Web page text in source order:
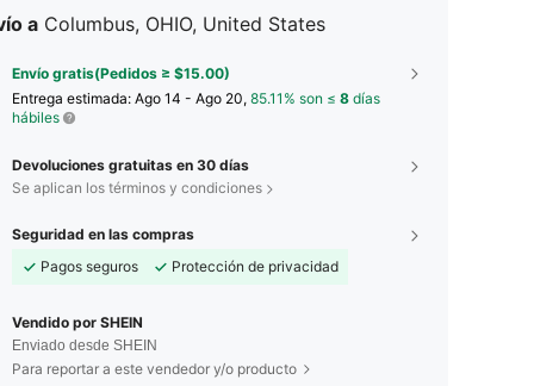
a Columbus, OHIO, United States
Envío gratis(Pedidos ≥ $15.00)
Entrega estimada: Ago 14 - Ago 20, 85.11% son ≤ 8 días
hábiles
Devoluciones gratuitas en 30 días
Se aplican los términos y condiciones
Seguridad en las compras
Pagos seguros
Protección de privacidad
Vendido por SHEIN
Enviado desde SHEIN
Para reportar a este vendedor y/o producto